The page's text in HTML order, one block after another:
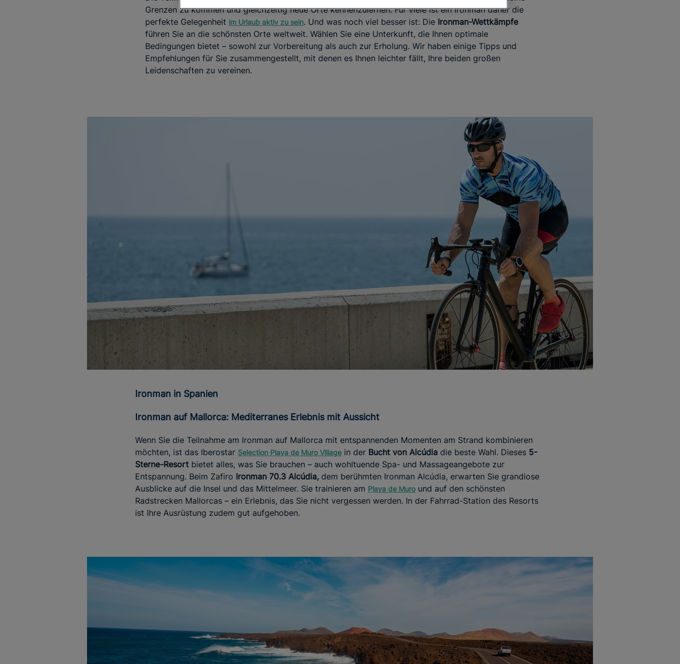
Grenzen zu kommen und gleichzeitig neue Orte kennenzulernen. Für viele ist ein Ironman daher die
perfekte Gelegenheit im Urlaub aktiv zu sein. Und was noch viel besser ist: Die Ironman-Wettkämpfe
führen Sie an die schönsten Orte weltweit. Wählen Sie eine Unterkunft, die Ihnen optimale
Bedingungen bietet – sowohl zur Vorbereitung als auch zur Erholung. Wir haben einige Tipps und
Empfehlungen für Sie zusammengestellt, mit denen es Ihnen leichter fällt, Ihre beiden großen
Leidenschaften zu vereinen.
Ironman in Spanien
Ironman auf Mallorca: Mediterranes Erlebnis mit Aussicht
Wenn Sie die Teilnahme am Ironman auf Mallorca mit entspannenden Momenten am Strand kombinieren
möchten, ist das Iberostar Selection Playa de Muro Village in der Bucht von Alcúdia die beste Wahl. Dieses 5-
Sterne-Resort bietet alles, was Sie brauchen – auch wohltuende Spa- und Massageangebote zur
Entspannung. Beim Zafiro Ironman 70.3 Alcúdia, dem berühmten Ironman Alcúdia, erwarten Sie grandiose
Ausblicke auf die Insel und das Mittelmeer. Sie trainieren am Playa de Muro und auf den schönsten
Radstrecken Mallorcas – ein Erlebnis, das Sie nicht vergessen werden. In der Fahrrad-Station des Resorts
ist Ihre Ausrüstung zudem gut aufgehoben.